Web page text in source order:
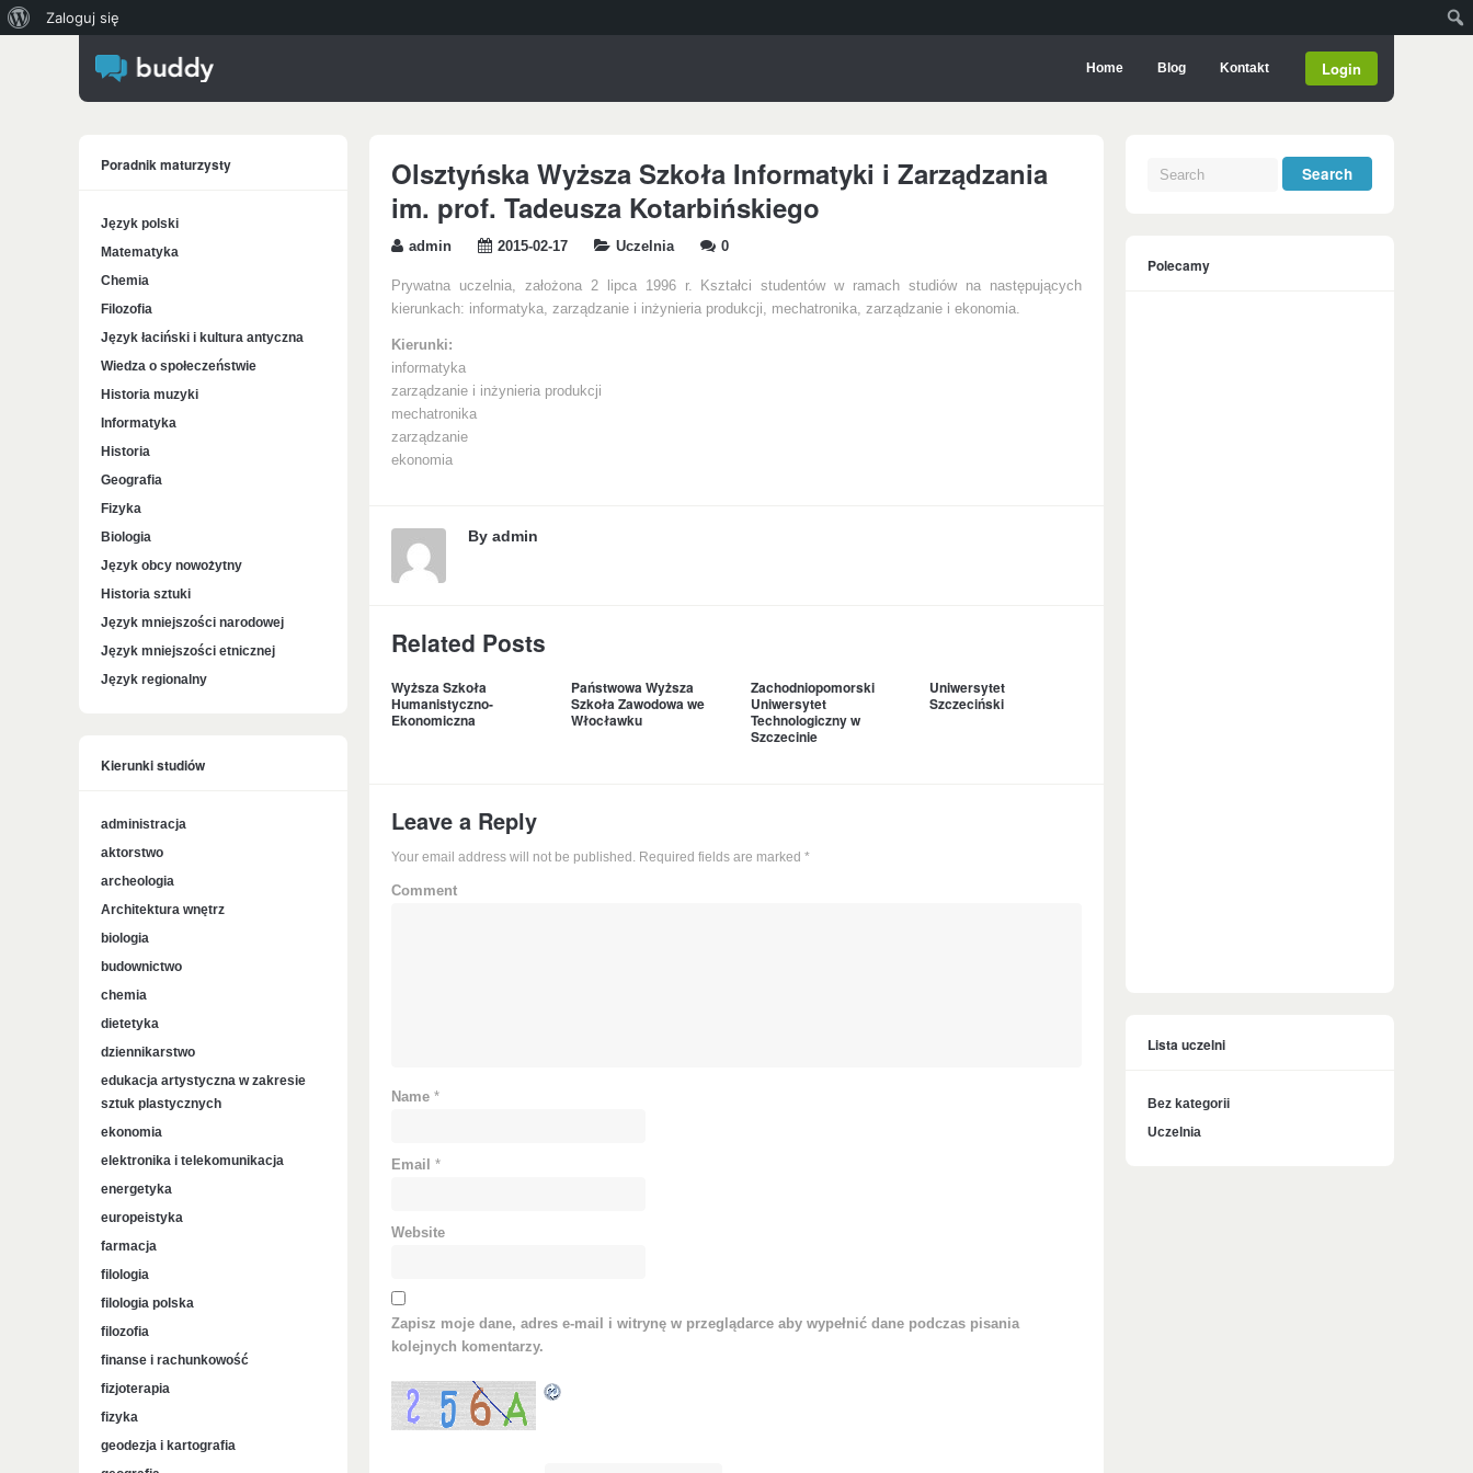
Home Blog Kontakt Login
Olsztyńska Wyższa Szkoła Informatyki i Zarządzania
im. prof. Tadeusza Kotarbińskiego
admin 2015-02-17 Uczelnia 0
Prywatna uczelnia, założona 2 lipca 1996 r. Kształci studentów w ramach studiów na następujących
kierunkach: informatyka, zarządzanie i inżynieria produkcji, mechatronika, zarządzanie i ekonomia.
Kierunki:
informatyka
zarządzanie i inżynieria produkcji
mechatronika
zarządzanie
ekonomia
By admin
Related Posts
Wyższa Szkoła
Humanistyczno-
Ekonomiczna
Państwowa Wyższa
Szkoła Zawodowa we
Włocławku
Zachodniopomorski
Uniwersytet
Technologiczny w
Szczecinie
Uniwersytet
Szczeciński
Leave a Reply
Your email address will not be published. Required fields are marked *
Comment
Name *
Email *
Website
Zapisz moje dane, adres e-mail i witrynę w przeglądarce aby wypełnić dane podczas pisania
kolejnych komentarzy.
Poradnik maturzysty
Język polski
Matematyka
Chemia
Filozofia
Język łaciński i kultura antyczna
Wiedza o społeczeństwie
Historia muzyki
Informatyka
Historia
Geografia
Fizyka
Biologia
Język obcy nowożytny
Historia sztuki
Język mniejszości narodowej
Język mniejszości etnicznej
Język regionalny
Kierunki studiów
administracja
aktorstwo
archeologia
Architektura wnętrz
biologia
budownictwo
chemia
dietetyka
dziennikarstwo
edukacja artystyczna w zakresie
sztuk plastycznych
ekonomia
elektronika i telekomunikacja
energetyka
europeistyka
farmacja
filologia
filologia polska
filozofia
finanse i rachunkowość
fizjoterapia
fizyka
geodezja i kartografia
Polecamy
Lista uczelni
Bez kategorii
Uczelnia
WordPressie
Zaloguj się